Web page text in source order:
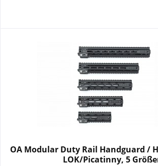
OA Modular Duty Rail Handguard /
LOK/Picatinny, 5